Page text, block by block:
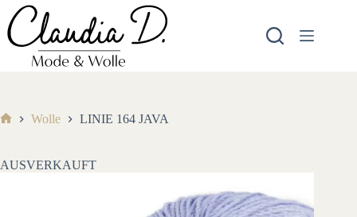
Zum
Inhalt
springen
Wolle LINIE 164 JAVA
AUSVERKAUFT